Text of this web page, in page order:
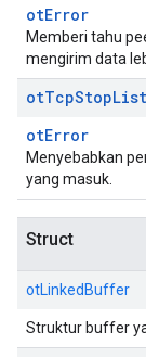
otError
Memberi tahu
mengirim data
otTcpStop
otError
Menyebabkan
yang masuk.
Struct
otLinkedBuffer
Struktur buffer